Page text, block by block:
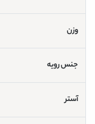
وزن
جنس رویه
آستر